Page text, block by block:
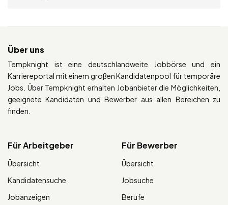
Über uns
Tempknight ist eine deutschlandweite Jobbörse und ein
Karriereportal mit einem großen Kandidatenpool für temporäre
Jobs. Über Tempknight erhalten Jobanbieter die Möglichkeiten,
geeignete Kandidaten und Bewerber aus allen Bereichen zu
finden.
Für Arbeitgeber
Übersicht
Kandidatensuche
Jobanzeigen
Für Bewerber
Übersicht
Jobsuche
Berufe